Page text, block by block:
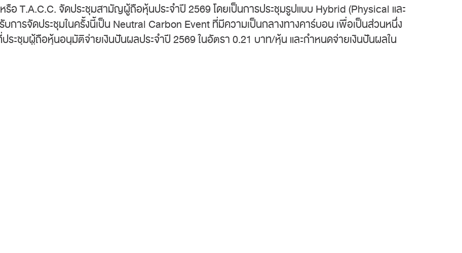
อ T.A.C.C. จัดประชุมสามัญผู้ถือหุ้นประจำปี 2569 โดยเป็นการประชุมรูปแบบ Hybrid (Physical และ
การจัดประชุมในครั้งนี้เป็น Neutral Carbon Event ที่มีความเป็นกลางทางคาร์บอน เพื่อเป็นส่วนหนึ่ง
ระชุมผู้ถือหุ้นอนุมัติจ่ายเงินปันผลประจำปี 2569 ในอัตรา 0.21 บาท/หุ้น และกำหนดจ่ายเงินปันผลใน